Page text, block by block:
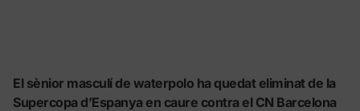
El sènior masculí de waterpolo ha quedat eliminat de la
Supercopa d’Espanya en caure contra el CN Barcelona